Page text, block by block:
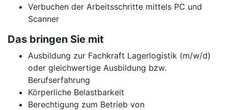
Verbuchen der Arbeitsschritte mittels PC und
Scanner
Das bringen Sie mit
Ausbildung zur Fachkraft Lagerlogistik (m/w/d)
oder gleichwertige Ausbildung bzw.
Berufserfahrung
Körperliche Belastbarkeit
Berechtigung zum Betrieb von